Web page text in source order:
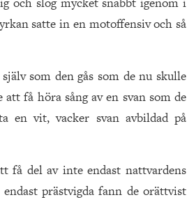
satte in en motoffensiv och så
som den gås som de nu skulle
få höra sång av en svan som de
en vit, vacker svan avbildad på
få del av inte endast nattvardens
prästvigda fann de orättvist